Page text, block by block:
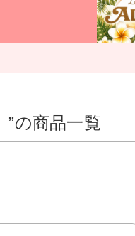
”の商品一覧